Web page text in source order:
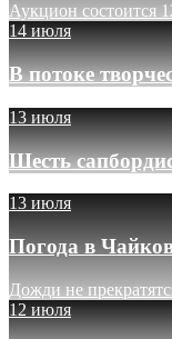
Аукцион состоится
14 июля
В потоке
13 июля
Шесть
13 июля
Погода в
Дожди не
12 июля